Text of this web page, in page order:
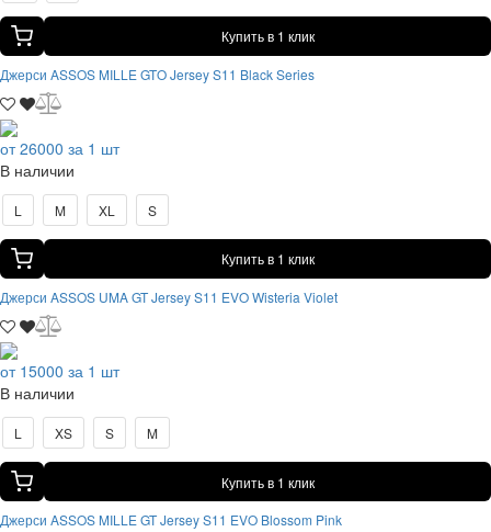
Купить в 1 клик
Джерси ASSOS MILLE GTO Jersey S11 Black Series
от 26000 за 1 шт
В наличии
L M XL S
Купить в 1 клик
Джерси ASSOS UMA GT Jersey S11 EVO Wisteria Violet
от 15000 за 1 шт
В наличии
L XS S M
Купить в 1 клик
Джерси ASSOS MILLE GT Jersey S11 EVO Blossom Pink